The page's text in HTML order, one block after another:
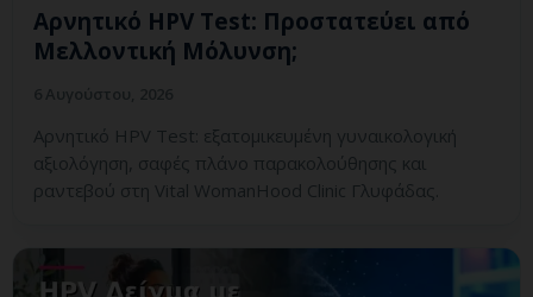
Αρνητικό HPV Test: Προστατεύει από
Μελλοντική Μόλυνση;
Αρνητικό HPV Test: εξατομικευμένη γυναικολογική
αξιολόγηση, σαφές πλάνο παρακολούθησης και
ραντεβού στη Vital WomanHood Clinic Γλυφάδας.